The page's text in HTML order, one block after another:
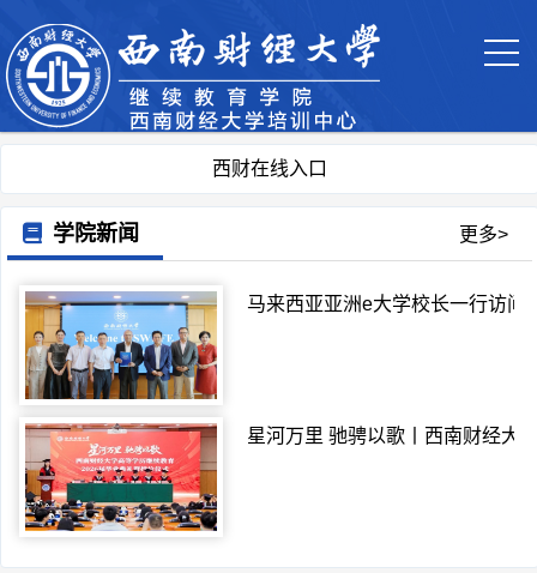
西财在线入口
学院新闻 更多>
马来西亚亚洲e大学校长一行访问
星河万里 驰骋以歌丨西南财经大